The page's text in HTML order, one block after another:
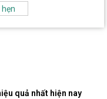
quả nhất hiện nay